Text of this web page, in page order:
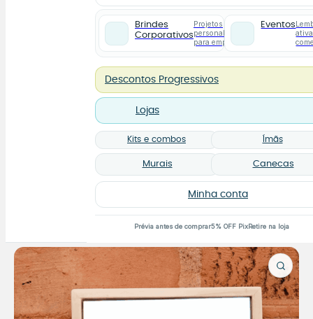
Brindes
Corporativos
Projetos
personalizados
para empresas
Eventos
Descontos Progressivos
Lojas
Kits e combos Ímãs
Murais Canecas
Minha conta
Prévia antes de comprar5% OFF PixRetire na loja